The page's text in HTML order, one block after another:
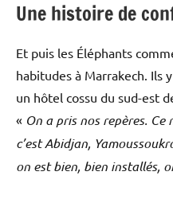
Une histoire de
Et puis les Éléphants
habitudes à Marrakech. Ils
un hôtel cossu du sud-est
« On a pris nos repères. Ce
c’est Abidjan,
on est bien, bien installés,